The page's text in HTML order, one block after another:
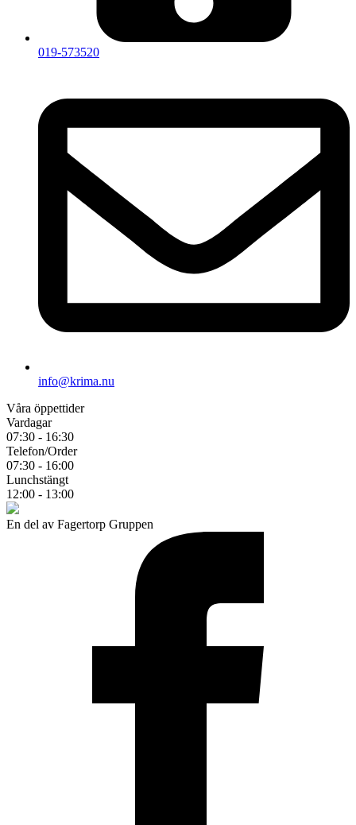
019-573520
info@krima.nu
Våra öppettider
Vardagar
07:30 - 16:30
Telefon/Order
07:30 - 16:00
Lunchstängt
12:00 - 13:00
En del av Fagertorp Gruppen